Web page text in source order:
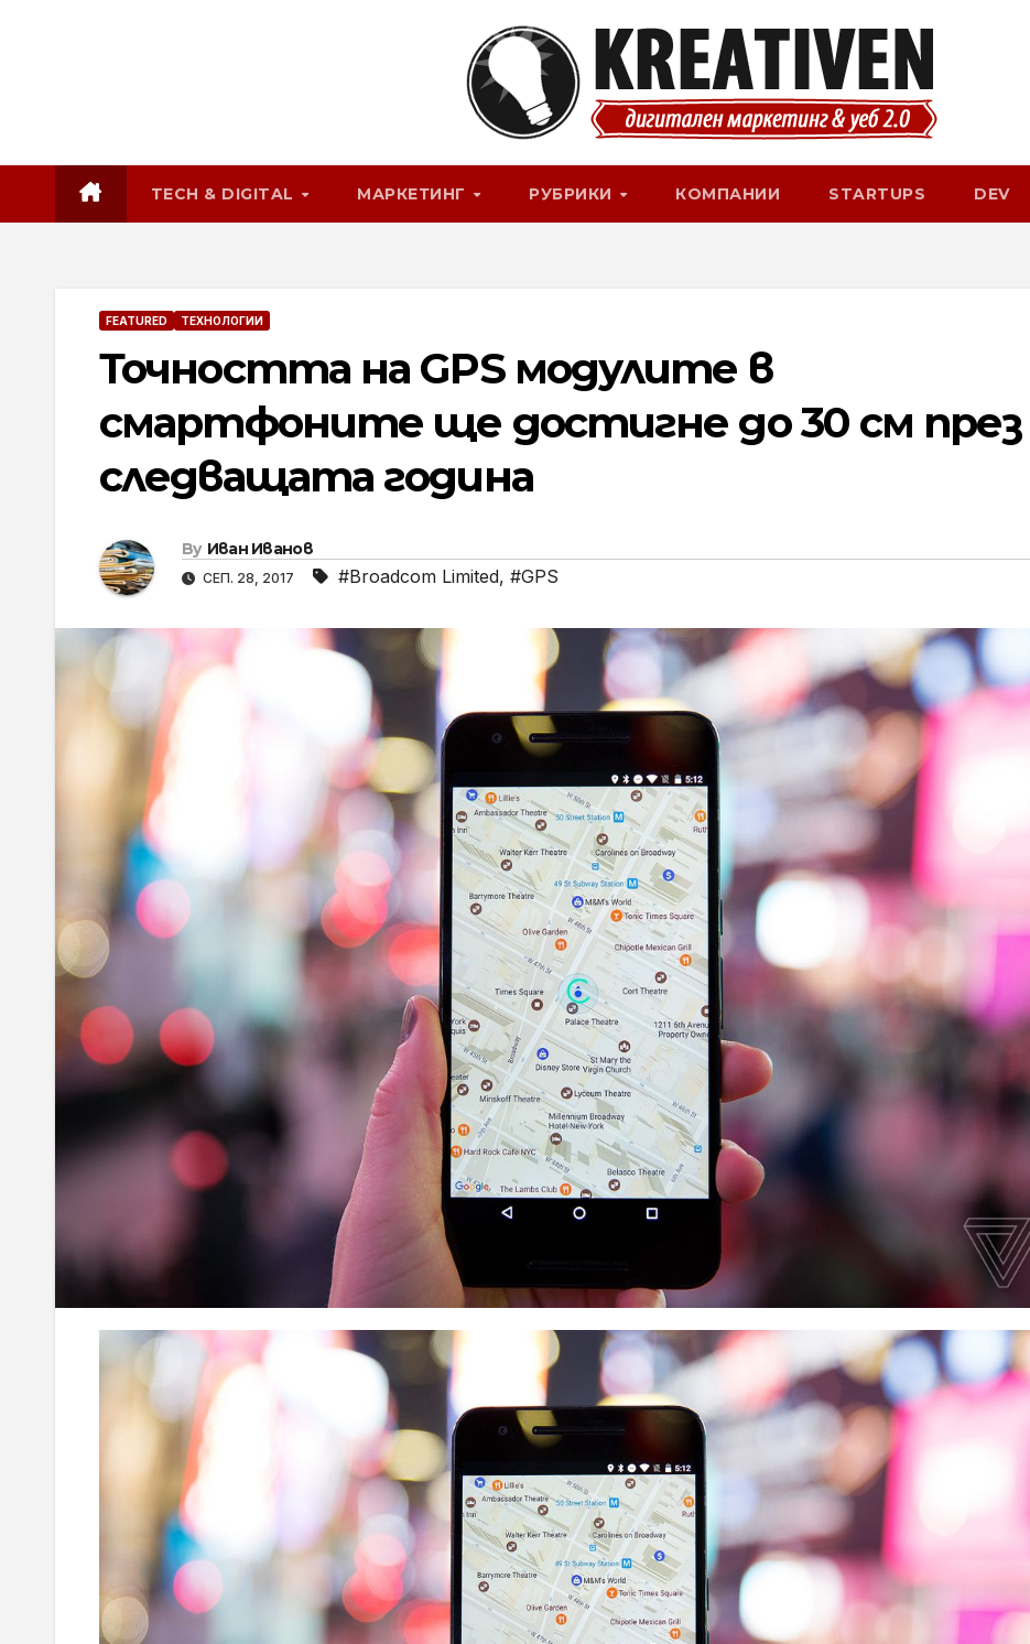
TECH & DIGITAL МАРКЕТИНГ РУБРИКИ КОМПАНИИ STARTUPS DEV
FEATURED ТЕХНОЛОГИИ
Точността на GPS модулите в
смартфоните ще достигне до 30 см през
следващата година
By Иван Иванов
СЕП. 28, 2017 #Broadcom Limited, #GPS